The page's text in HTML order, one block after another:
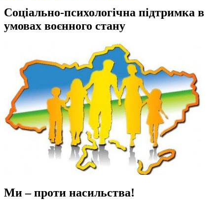
Соціально-психологічна підтримка в
умовах воєнного стану
Ми – проти насильства!